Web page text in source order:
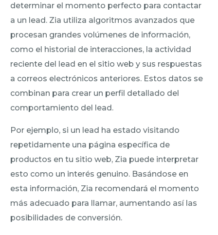
determinar el momento perfecto para contactar
a un lead. Zia utiliza algoritmos avanzados que
procesan grandes volúmenes de información,
como el historial de interacciones, la actividad
reciente del lead en el sitio web y sus respuestas
a correos electrónicos anteriores. Estos datos se
combinan para crear un perfil detallado del
comportamiento del lead.
Por ejemplo, si un lead ha estado visitando
repetidamente una página específica de
productos en tu sitio web, Zia puede interpretar
esto como un interés genuino. Basándose en
esta información, Zia recomendará el momento
más adecuado para llamar, aumentando así las
posibilidades de conversión.